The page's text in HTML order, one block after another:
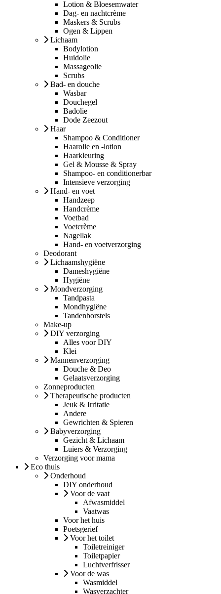
Lotion & Bloesemwater
Dag- en nachtcrème
Maskers & Scrubs
Ogen & Lippen
Lichaam
Bodylotion
Huidolie
Massageolie
Scrubs
Bad- en douche
Wasbar
Douchegel
Badolie
Dode Zeezout
Haar
Shampoo & Conditioner
Haarolie en -lotion
Haarkleuring
Gel & Mousse & Spray
Shampoo- en conditionerbar
Intensieve verzorging
Hand- en voet
Handzeep
Handcrème
Voetbad
Voetcrème
Nagellak
Hand- en voetverzorging
Deodorant
Lichaamshygiëne
Dameshygiëne
Hygiëne
Mondverzorging
Tandpasta
Mondhygiëne
Tandenborstels
Make-up
DIY verzorging
Alles voor DIY
Klei
Mannenverzorging
Douche & Deo
Gelaatsverzorging
Zonneproducten
Therapeutische producten
Jeuk & Irritatie
Andere
Gewrichten & Spieren
Babyverzorging
Gezicht & Lichaam
Luiers & Verzorging
Verzorging voor mama
Eco thuis
Onderhoud
DIY onderhoud
Voor de vaat
Afwasmiddel
Vaatwas
Voor het huis
Poetsgerief
Voor het toilet
Toiletreiniger
Toiletpapier
Luchtverfrisser
Voor de was
Wasmiddel
Wasverzachter